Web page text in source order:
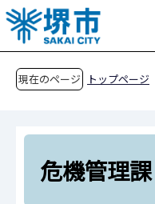
こ
の
ペ
現在のページ トップページ
危機管理室
危機管理課